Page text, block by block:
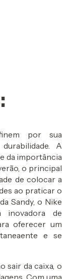
por sua
A
da importância
o principal
de colocar a
ao praticar o
Sandy, o Nike
inovadora de
oferecer um
e se
sair da caixa, o